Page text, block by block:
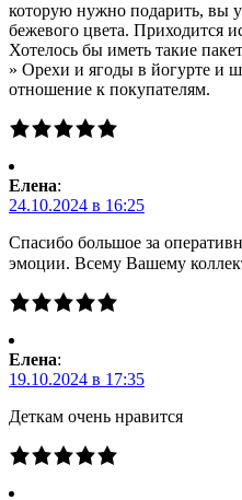
которую нужно подарить, вы
бежевого цвета. Приходится
Хотелось бы иметь такие
» Орехи и ягоды в йогурте и
отношение к покупателям.
Елена:
24.10.2024 в 16:25
Спасибо большое за
эмоции. Всему Вашему
Елена:
19.10.2024 в 17:35
Деткам очень нравится